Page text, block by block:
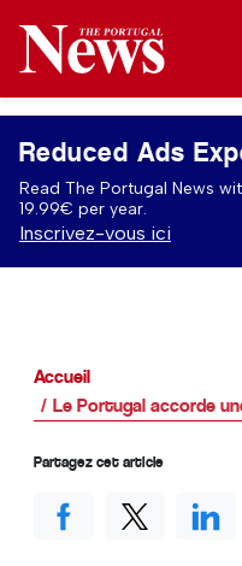
Reduced Ads
Read The Portugal News
19.99€ per year.
Inscrivez-vous ici
Accueil
Le Portugal accorde
Partagez cet article